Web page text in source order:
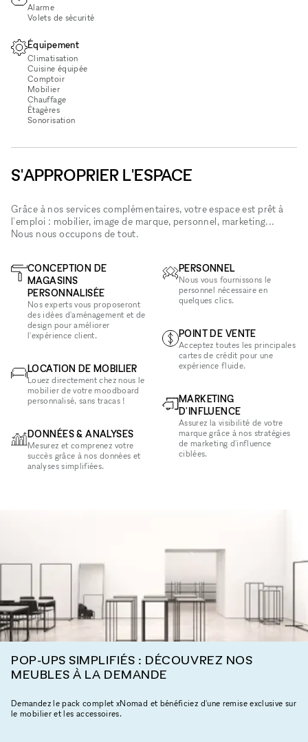
Alarme
Volets de sécurité
Équipement
Climatisation
Cuisine équipée
Comptoir
Mobilier
Chauffage
Étagères
Sonorisation
S'APPROPRIER L'ESPACE
Grâce à nos services complémentaires, votre espace est prêt à
l'emploi : mobilier, image de marque, personnel, marketing...
Nous nous occupons de tout.
CONCEPTION DE
MAGASINS
PERSONNALISÉE
Nos experts vous proposeront
des idées d'aménagement et de
design pour améliorer
l'expérience client.
LOCATION DE MOBILIER
Louez directement chez nous le
mobilier de votre moodboard
personnalisé, sans tracas !
DONNÉES & ANALYSES
Mesurez et comprenez votre
succès grâce à nos données et
analyses simplifiées.
PERSONNEL
Nous vous fournissons le
personnel nécessaire en
quelques clics.
POINT DE VENTE
Acceptez toutes les principales
cartes de crédit pour une
expérience fluide.
MARKETING
D'INFLUENCE
Assurez la visibilité de votre
marque grâce à nos stratégies
de marketing d'influence
ciblées.
POP-UPS SIMPLIFIÉS : DÉCOUVREZ NOS
MEUBLES À LA DEMANDE
Demandez le pack complet xNomad et bénéficiez d'une remise exclusive sur
le mobilier et les accessoires.